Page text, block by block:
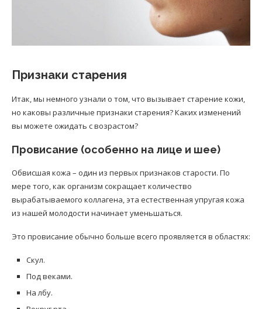
Признаки старения
Итак, мы немного узнали о том, что вызывает старение кожи,
но каковы различные признаки старения? Каких изменений
вы можете ожидать с возрастом?
Провисание (особенно на лице и шее)
Обвисшая кожа – один из первых признаков старости. По
мере того, как организм сокращает количество
вырабатываемого коллагена, эта естественная упругая кожа
из нашей молодости начинает уменьшаться.
Это провисание обычно больше всего проявляется в областях:
Скул.
Под веками.
На лбу.